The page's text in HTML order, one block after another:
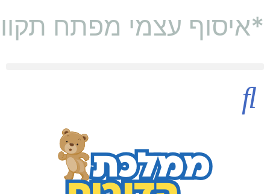
*איסוף עצמי מפתח